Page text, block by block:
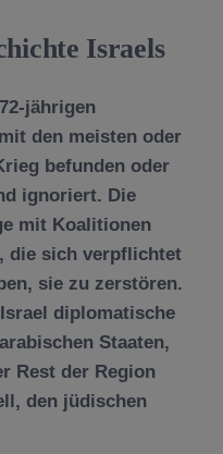
Israels
jährigen
den meisten oder
befunden oder
ignoriert. Die
mit Koalitionen
die sich verpflichtet
sie zu zerstören.
diplomatische
Staaten,
Rest der Region
den jüdischen